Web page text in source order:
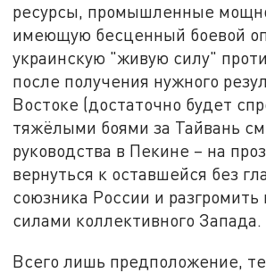
ресурсы, промышленные
имеющую бесценный боевой
украинскую "живую силу"
после получения нужного
Востоке (достаточно будет
тяжёлыми боями за Тайвань
руководства в Пекине – на
вернуться к оставшейся без
союзника России и
силами коллективного Запада.
Всего лишь предположение,